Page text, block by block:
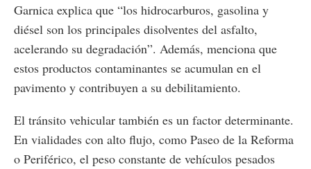
Garnica explica que “los hidrocarburos, gasolina y
diésel son los principales disolventes del asfalto,
acelerando su degradación”. Además, menciona que
estos productos contaminantes se acumulan en el
pavimento y contribuyen a su debilitamiento​.
El tránsito vehicular también es un factor determinante.
En vialidades con alto flujo, como Paseo de la Reforma
o Periférico, el peso constante de vehículos pesados